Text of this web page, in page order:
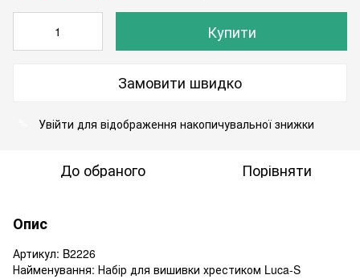
Купити
Замовити швидко
Увійти для відображення накопичувальної знижки
До обраного Порівняти
Опис
Артикул: B2226
Найменування: Набір для вишивки хрестиком Luca-S